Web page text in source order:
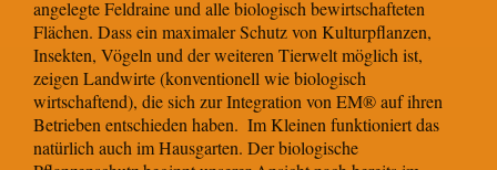
angelegte Feldraine und alle biologisch bewirtschafteten
Flächen. Dass ein maximaler Schutz von Kulturpflanzen,
Insekten, Vögeln und der weiteren Tierwelt möglich ist,
zeigen Landwirte (konventionell wie biologisch
wirtschaftend), die sich zur Integration von EM® auf ihren
Betrieben entschieden haben. Im Kleinen funktioniert das
natürlich auch im Hausgarten. Der biologische